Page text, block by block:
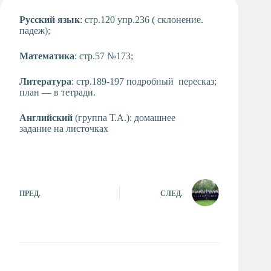
студия
отделение
Служба
Тьюторская
Русский язык: стр.120 упр.236 ( склонение.
падеж);
Математика: стр.57 №173;
Литература: стр.189-197 подробный пересказ;
план — в тетради.
Английский (группа Т.А.): домашнее
задание на листочках
ПРЕД. СЛЕД.